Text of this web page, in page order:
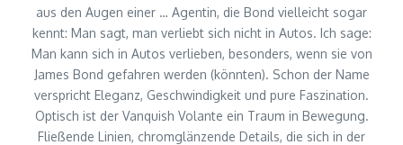
aus den Augen einer … Agentin, die Bond vielleicht sogar
kennt: Man sagt, man verliebt sich nicht in Autos. Ich sage:
Man kann sich in Autos verlieben, besonders, wenn sie von
James Bond gefahren werden (könnten). Schon der Name
verspricht Eleganz, Geschwindigkeit und pure Faszination.
Optisch ist der Vanquish Volante ein Traum in Bewegung.
Fließende Linien, chromglänzende Details, die sich in der